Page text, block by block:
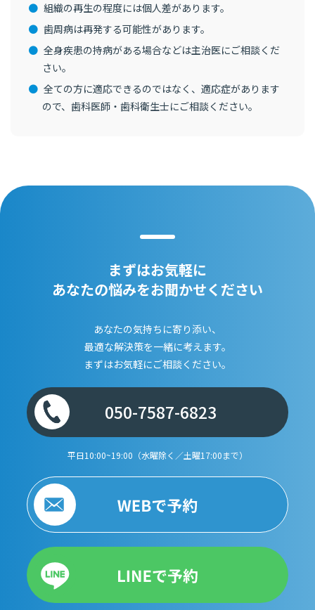
組織の再生の程度には個人差があります。
歯周病は再発する可能性があります。
全身疾患の持病がある場合などは主治医にご相談くだ
さい。
全ての方に適応できるのではなく、適応症があります
ので、歯科医師・歯科衛生士にご相談ください。
まずはお気軽に
あなたの悩みをお聞かせください
あなたの気持ちに寄り添い、
最適な解決策を一緒に考えます。
まずはお気軽にご相談ください。
050-7587-6823
平日10:00~19:00（水曜除く／土曜17:00まで）